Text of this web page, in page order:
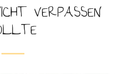
VERPASSEN